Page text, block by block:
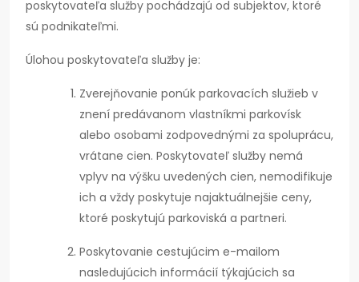
poskytovateľa služby pochádzajú od subjektov, ktoré
sú podnikateľmi.
Úlohou poskytovateľa služby je:
Zverejňovanie ponúk parkovacích služieb v
znení predávanom vlastníkmi parkovísk
alebo osobami zodpovednými za spoluprácu,
vrátane cien. Poskytovateľ služby nemá
vplyv na výšku uvedených cien, nemodifikuje
ich a vždy poskytuje najaktuálnejšie ceny,
ktoré poskytujú parkoviská a partneri.
Poskytovanie cestujúcim e-mailom
nasledujúcich informácií týkajúcich sa